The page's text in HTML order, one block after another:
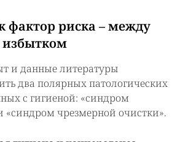
фактор риска – между
и данные литературы
два полярных патологических
с гигиеной: «синдром
«синдром чрезмерной очистки».